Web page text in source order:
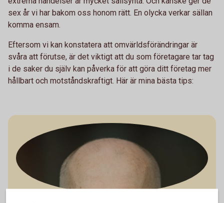
sex år vi har bakom oss honom rätt. En olycka verkar sällan
komma ensam.
Eftersom vi kan konstatera att omvärldsförändringar är
svåra att förutse, är det viktigt att du som företagare tar tag
i de saker du själv kan påverka för att göra ditt företag mer
hållbart och motståndskraftigt. Här är mina bästa tips: